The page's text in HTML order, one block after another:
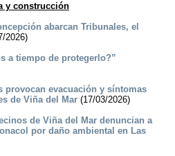
y construcción
abarcan Tribunales, el
2026)
a tiempo de protegerlo?”
provocan evacuación y síntomas
de Viña del Mar (17/03/2026)
de Viña del Mar denuncian a
por daño ambiental en Las